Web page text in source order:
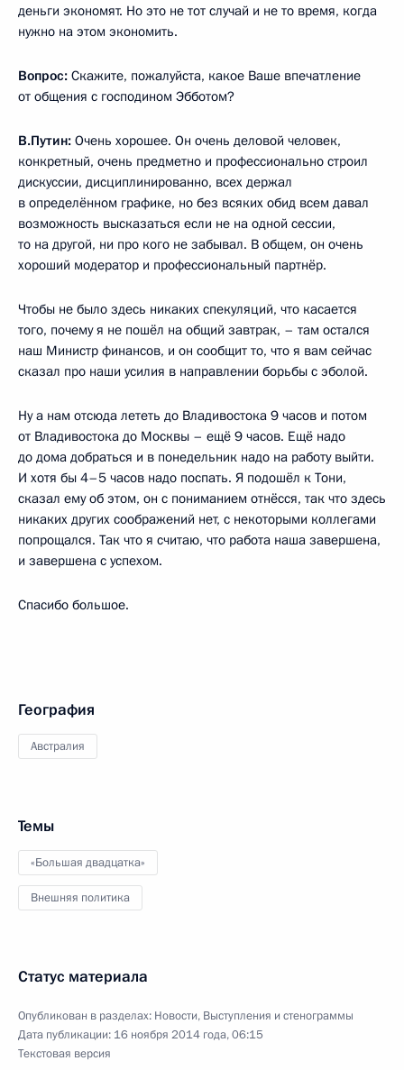
деньги экономят. Но это не тот случай и не то время, когда
нужно на этом экономить.
Вопрос: Скажите, пожалуйста, какое Ваше впечатление
от общения с господином Эбботом?
В.Путин: Очень хорошее. Он очень деловой человек,
конкретный, очень предметно и профессионально строил
дискуссии, дисциплинированно, всех держал
в определённом графике, но без всяких обид всем давал
возможность высказаться если не на одной сессии,
то на другой, ни про кого не забывал. В общем, он очень
хороший модератор и профессиональный партнёр.
Чтобы не было здесь никаких спекуляций, что касается
того, почему я не пошёл на общий завтрак, – там остался
наш Министр финансов, и он сообщит то, что я вам сейчас
сказал про наши усилия в направлении борьбы с эболой.
Ну а нам отсюда лететь до Владивостока 9 часов и потом
от Владивостока до Москвы – ещё 9 часов. Ещё надо
до дома добраться и в понедельник надо на работу выйти.
И хотя бы 4–5 часов надо поспать. Я подошёл к Тони,
сказал ему об этом, он с пониманием отнёсся, так что здесь
никаких других соображений нет, с некоторыми коллегами
попрощался. Так что я считаю, что работа наша завершена,
и завершена с успехом.
Спасибо большое.
География
Австралия
Темы
«Большая двадцатка»
Внешняя политика
Статус материала
Опубликован в разделах: Новости, Выступления и стенограммы
Дата публикации: 16 ноября 2014 года, 06:15
Текстовая версия